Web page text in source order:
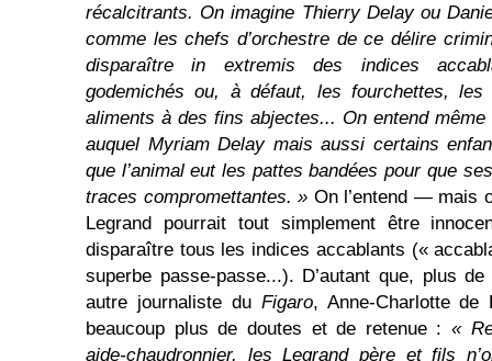
récalcitrants. On imagine Thierry Delay ou
comme les chefs d’orchestre de ce délire
disparaître in extremis des indices
godemichés ou, à défaut, les fourchettes,
aliments à des fins abjectes... On entend
auquel Myriam Delay mais aussi certains
que l’animal eut les pattes bandées pour que
traces compromettantes. » On l’entend — mais
Legrand pourrait tout simplement être
disparaître tous les indices accablants («
superbe passe-passe...). D’autant que, plus
autre journaliste du Figaro, Anne-Charlotte de
beaucoup plus de doutes et de retenue :«
aide-chaudronnier, les Legrand père et fils